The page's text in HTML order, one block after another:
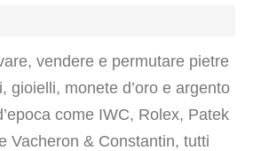
vendere e permutare pietre
gioielli, monete d’oro e argento
come IWC, Rolex, Patek
Vacheron & Constantin, tutti